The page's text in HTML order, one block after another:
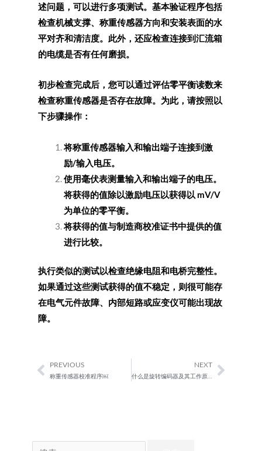
述问题，可以进行多项测试。基本验证程序包括
检查机械支撑、称重传感器方向和安装表面的水
平对齐和清洁度。此外，还应检查连接到汇流箱
的电缆是否有任何磨损。
初步检查完成后，您可以通过评估零平衡读数来
检查称重传感器是否存在故障。为此，请按照以
下步骤操作：
将称重传感器输入和输出端子连接到激
励/输入电压。
使用毫伏表测量输入和输出端子的电压。
将获得的值除以激励电压以获得以 mV/V
为单位的零平衡。
将获得的值与制造商校准证书中提供的值
进行比较。
执行类似的测试以检查绝缘电阻和电桥完整性。
如果通过这些测试获得的值不稳定，则很可能存
在电气元件故障、内部短路或应变仪可能出现故
障。
Prev
PREVIOUS
称重传感器校准程序￼
NEXT
什么是旋转编码器及其工作原理 Next